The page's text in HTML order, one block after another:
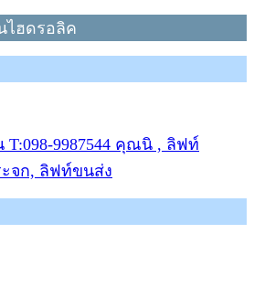
ไฮดรอลิค
9987544 คุณนิ , ลิฟท์
จก, ลิฟท์ขนส่ง